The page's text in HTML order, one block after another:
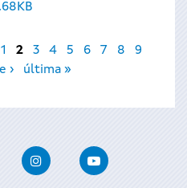
1 2 3 4 5 6 7 8
9
› última »
InstagramYoutube